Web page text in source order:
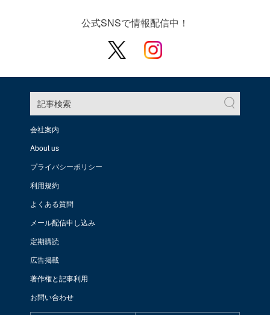
公式SNSで情報配信中！
記事検索
会社案内
About us
プライバシーポリシー
利用規約
よくある質問
メール配信申し込み
定期購読
広告掲載
著作権と記事利用
お問い合わせ